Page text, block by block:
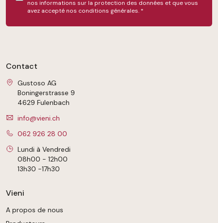
nos informations sur la protection des données et que vous
avez accepté nos conditions générales. *
Contact
Gustoso AG
Boningerstrasse 9
4629 Fulenbach
info@vieni.ch
062 926 28 00
Lundi à Vendredi
08h00 - 12h00
13h30 -17h30
Vieni
A propos de nous